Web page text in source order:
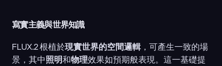
寫實主義與世界知識
FLUX.2 根植於現實世界的空間邏輯 ，可產生一致的場
景，其中照明和物理效果如預期般表現。這一基礎提